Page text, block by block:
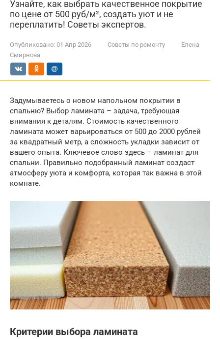
Узнайте, как выбрать качественное покрытие
по цене от 500 руб/м², создать уют и не
переплатить! Советы экспертов.
Опубликовано: 01 Апр 2026 Советы по ремонту
Елена
Смирнова
Задумываетесь о новом напольном покрытии в
спальню? Выбор ламината – задача, требующая
внимания к деталям. Стоимость качественного
ламината может варьироваться от 500 до 2000 рублей
за квадратный метр, а сложность укладки зависит от
вашего опыта. Ключевое слово здесь – ламинат для
спальни. Правильно подобранный ламинат создаст
атмосферу уюта и комфорта, которая так важна в этой
комнате.
Критерии выбора ламината